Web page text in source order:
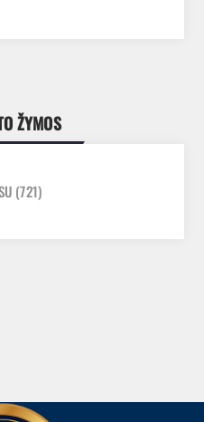
ŽYMOS
(721)